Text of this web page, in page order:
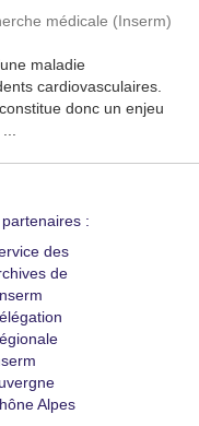
médicale (Inserm)
maladie
cardiovasculaires.
donc un enjeu
:
des
de
Alpes